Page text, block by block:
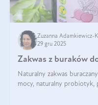
Zuzanna Adamkiewicz-
29 gru 2025
Zakwas z buraków
Naturalny zakwas
mocy, naturalny probiotyk,